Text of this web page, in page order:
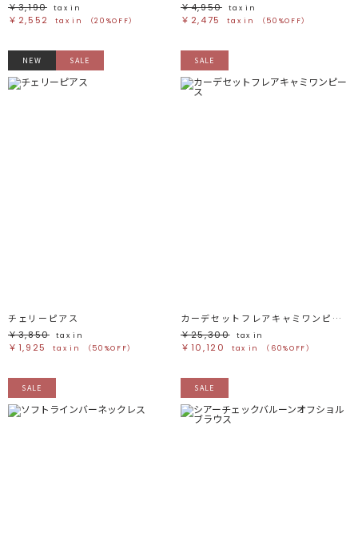
￥3,190
tax in
￥2,552 tax in （20%OFF）
￥4,950
tax in
￥2,475 tax in （50%OFF）
NEW SALE
チェリーピアス
￥3,850
tax in
￥1,925 tax in （50%OFF）
SALE
カーデセットフレアキャミワンピース
￥25,300
tax in
￥10,120 tax in （60%OFF）
SALE SALE